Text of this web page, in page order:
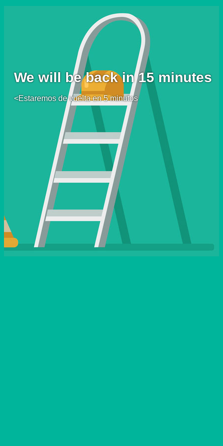
We will be back in 15 minutes
<Estaremos de vuelta en 5 minutos